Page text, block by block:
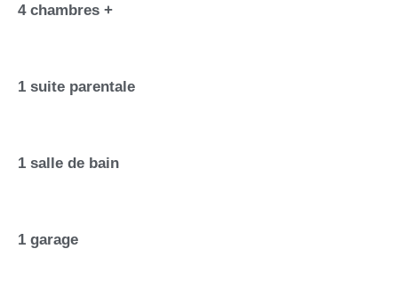
4 chambres +
1 suite parentale
1 salle de bain
1 garage